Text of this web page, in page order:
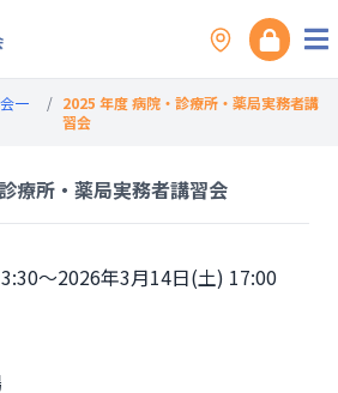
一
/ 2025 年度 病院・診療所・薬局実務者講
習会
療所・薬局実務者講習会
～2026年3月14日(土) 17:00